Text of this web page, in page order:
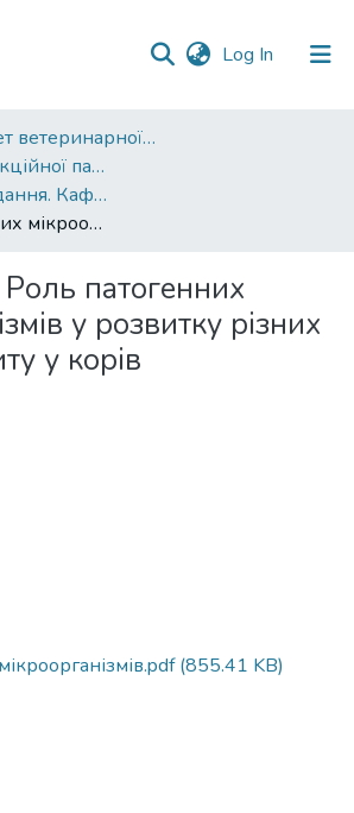
Log In (current)
Факультет ветеринарної медицини
Кафедра інфекційної патології, гігієни, санітарії та біобезпеки
Друковані видання. Кафедра інфекційної патології, гігієни, санітарії та біобезпеки
Роль патогенних мікроорганізмів у розвитку різних форм маститу у корів
Роль патогенних
у розвитку різних
у корів
(855.41 KB)